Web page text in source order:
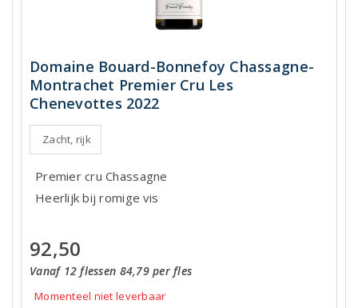
Domaine Bouard-Bonnefoy Chassagne-
Montrachet Premier Cru Les
Chenevottes 2022
Zacht, rijk
Premier cru Chassagne
Heerlijk bij romige vis
92,50
Vanaf 12 flessen 84,79 per fles
Momenteel niet leverbaar